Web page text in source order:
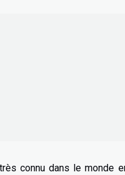
connu dans le monde